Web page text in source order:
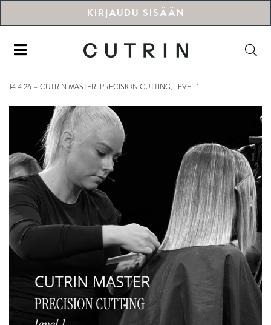
KIRJAUDU SISÄÄN
14.4.26 – CUTRIN MASTER, PRECISION CUTTING, LEVEL 1